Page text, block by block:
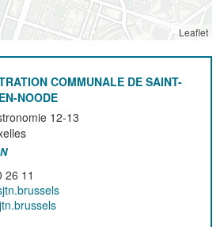
Leaflet
COMMUNALE DE SAINT-
NOODE
12-13
26 11